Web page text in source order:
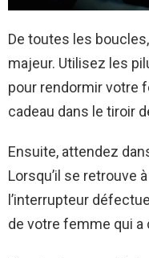
De toutes les
majeur. Utilisez les
pour rendormir votre
cadeau dans le tiroir
Ensuite, attendez
Lorsqu’il se retrouve
l’interrupteur
de votre femme qui